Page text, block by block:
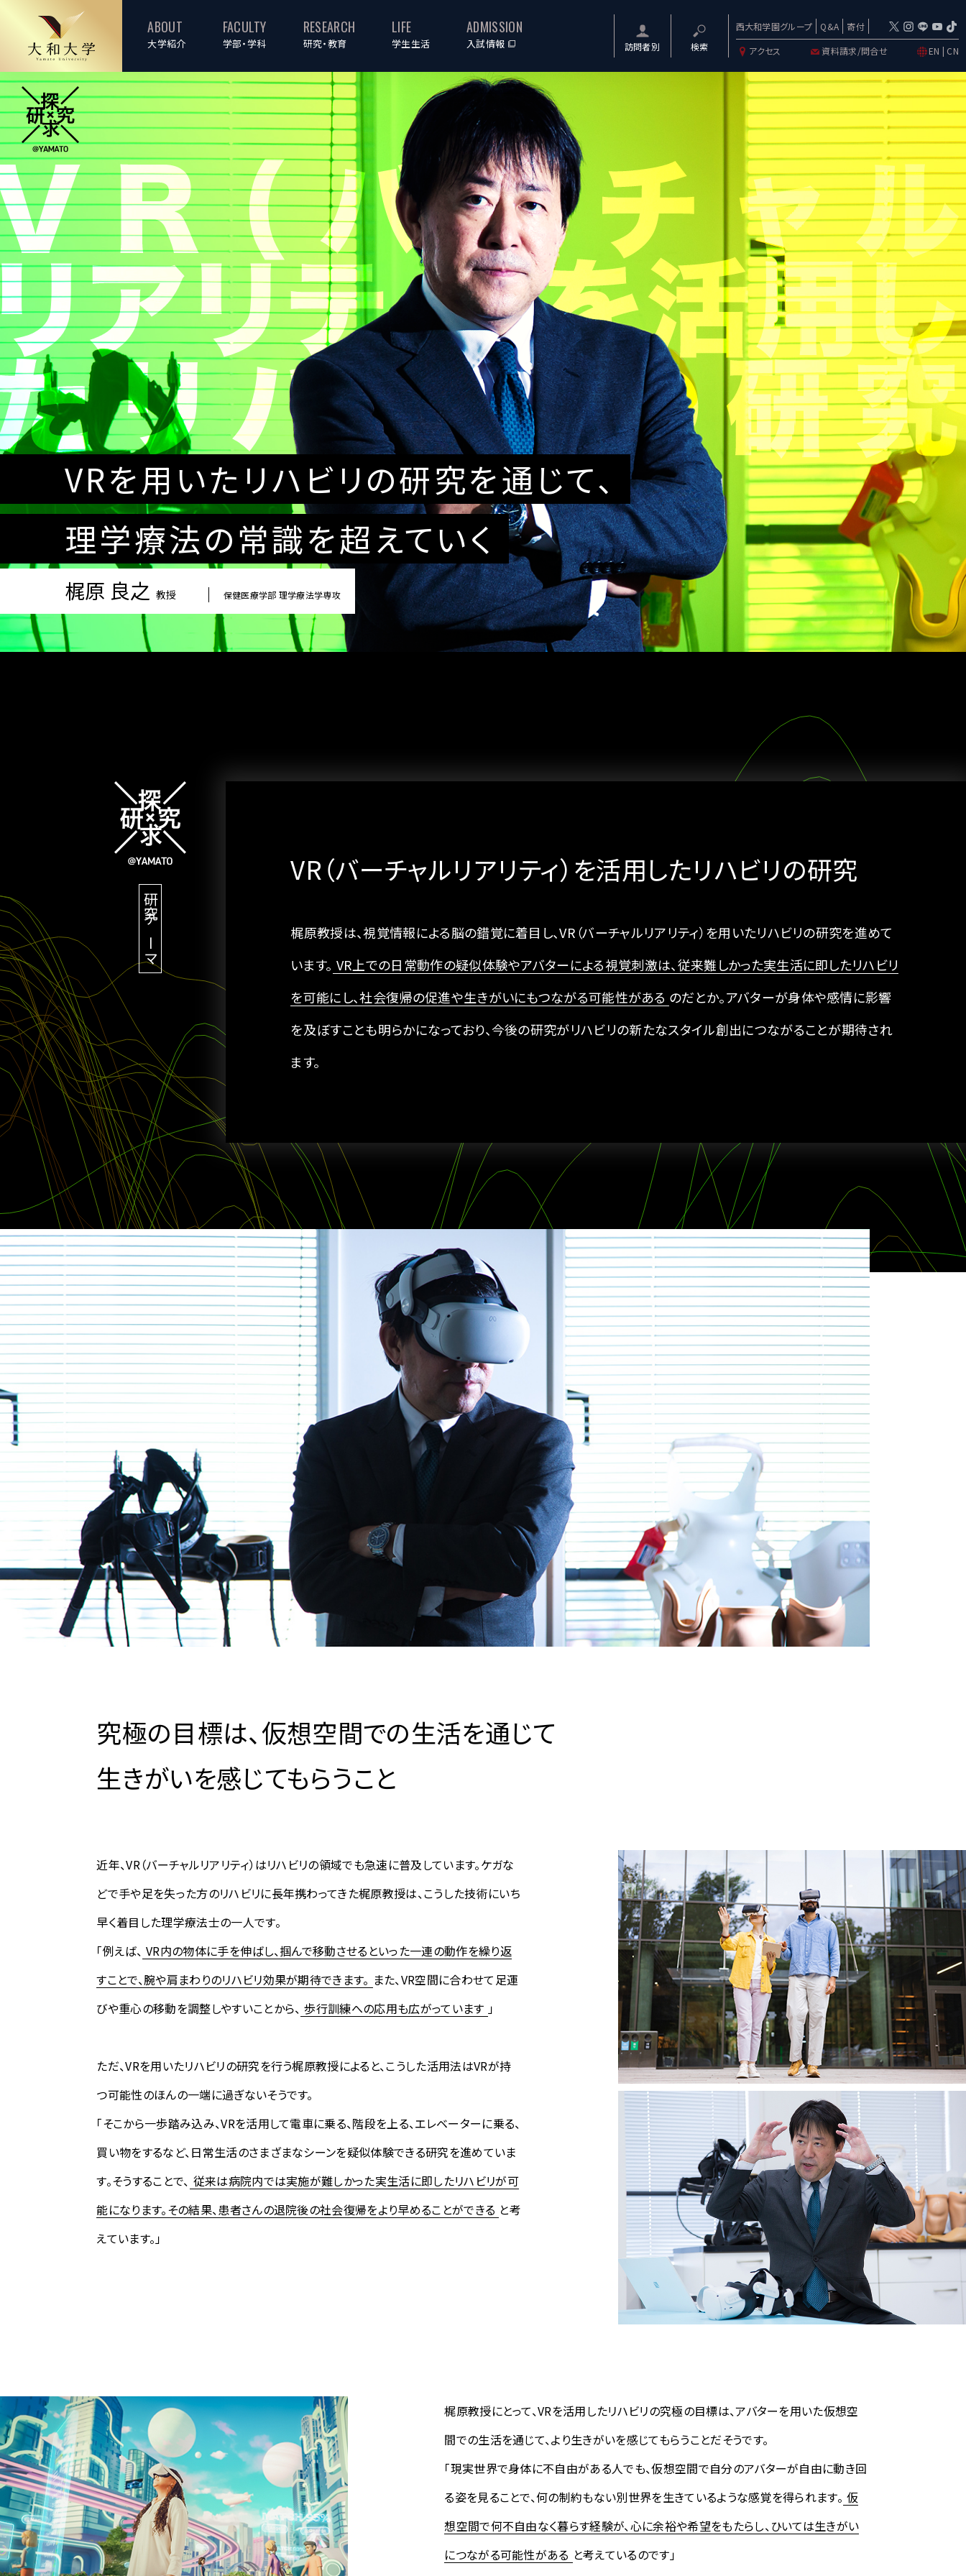
ABOUT
大学紹介
FACULTY
学部・学科
RESEARCH
研究・教育
LIFE
学生生活
ADMISSION
入試情報 訪問者別 検索
西大和学園グループ Q&A
寄付
アクセス
資料請求/問合せ EN | CN
VRを用いたリハビリの研究を通じて、
理学療法の常識を超えていく
梶原 良之 教授 保健医療学部 理学療法学専攻
研究テーマ
VR（バーチャルリアリティ）を活用したリハビリの研究
梶原教授は、視覚情報による脳の錯覚に着目し、VR（バーチャルリアリティ）を用いたリハビリの研究を進めて
います。 VR上での日常動作の疑似体験やアバターによる視覚刺激は、従来難しかった実生活に即したリハビリ
を可能にし、社会復帰の促進や生きがいにもつながる可能性がある のだとか。アバターが身体や感情に影響
を及ぼすことも明らかになっており、今後の研究がリハビリの新たなスタイル創出につながることが期待され
ます。
究極の目標は、仮想空間での生活を通じて
生きがいを感じてもらうこと
近年、VR（バーチャルリアリティ）はリハビリの領域でも急速に普及しています。ケガな
どで手や足を失った方のリハビリに長年携わってきた梶原教授は、こうした技術にいち
早く着目した理学療法士の一人です。
「例えば、 VR内の物体に手を伸ばし、掴んで移動させるといった一連の動作を繰り返
すことで、腕や肩まわりのリハビリ効果が期待できます。 また、VR空間に合わせて足運
びや重心の移動を調整しやすいことから、 歩行訓練への応用も広がっています 」
ただ、VRを用いたリハビリの研究を行う梶原教授によると、こうした活用法はVRが持
つ可能性のほんの一端に過ぎないそうです。
「そこから一歩踏み込み、VRを活用して電車に乗る、階段を上る、エレベーターに乗る、
買い物をするなど、日常生活のさまざまなシーンを疑似体験できる研究を進めていま
す。そうすることで、 従来は病院内では実施が難しかった実生活に即したリハビリが可
能になります。その結果、患者さんの退院後の社会復帰をより早めることができる と考
えています。」
梶原教授にとって、VRを活用したリハビリの究極の目標は、アバターを用いた仮想空
間での生活を通じて、より生きがいを感じてもらうことだそうです。
「現実世界で身体に不自由がある人でも、仮想空間で自分のアバターが自由に動き回
る姿を見ることで、何の制約もない別世界を生きているような感覚を得られます。 仮
想空間で何不自由なく暮らす経験が、心に余裕や希望をもたらし、ひいては生きがい
につながる可能性がある と考えているのです」